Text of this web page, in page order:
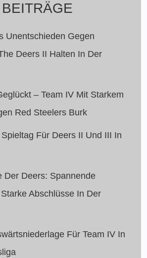
Unentschieden Gegen
Deers II Halten In Der
– Team IV Mit Starkem
Red Steelers Burk
Für Deers II Und III In
Der Deers: Spannende
Abschlüsse In Der
Für Team IV In